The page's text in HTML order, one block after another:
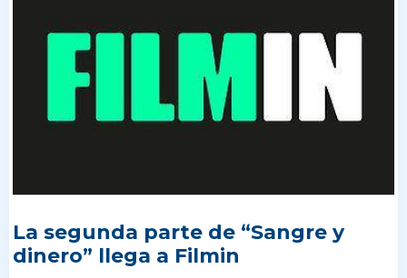
La segunda parte de “Sangre y
dinero” llega a Filmin